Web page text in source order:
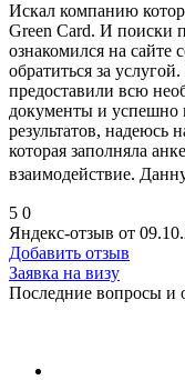
Искал компанию
Green Card. И поиски
ознакомился на
обратиться за
предоставили всю
документы и успешно
результатов,
которая заполняла
взаимодействие.
5 0
Яндекс-отзыв от
Добавить отзыв
Заявка на визу
Последние вопросы и